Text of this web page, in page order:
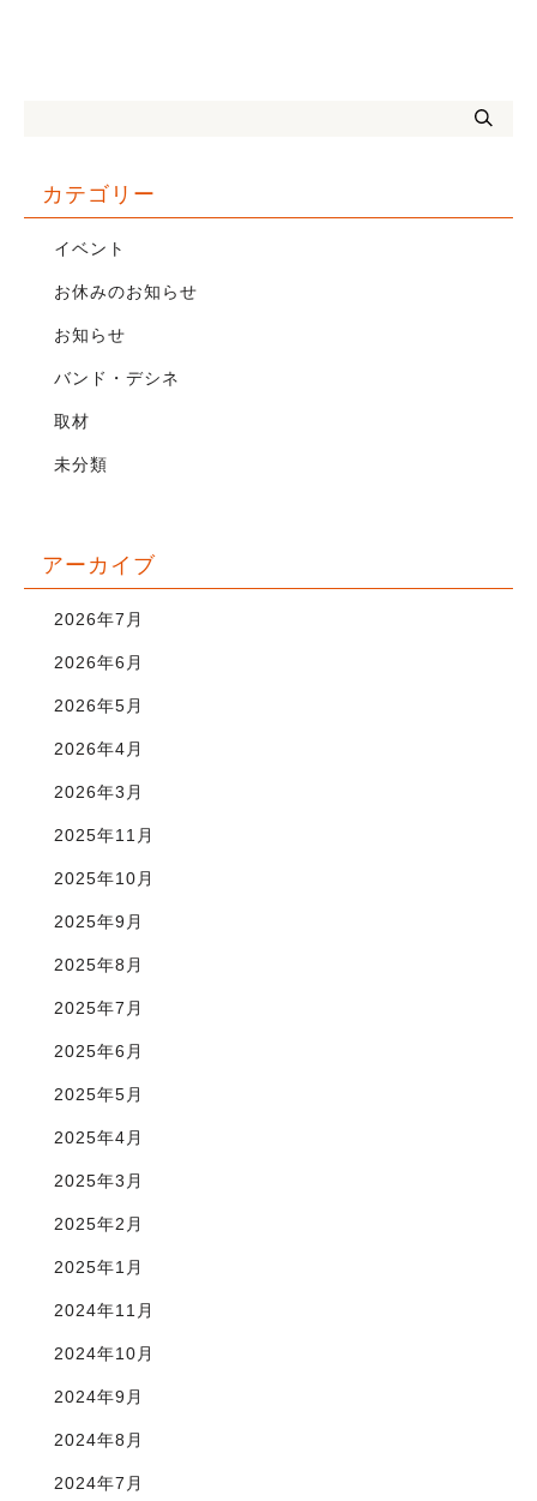
カテゴリー
イベント
お休みのお知らせ
お知らせ
バンド・デシネ
取材
未分類
アーカイブ
2026年7月
2026年6月
2026年5月
2026年4月
2026年3月
2025年11月
2025年10月
2025年9月
2025年8月
2025年7月
2025年6月
2025年5月
2025年4月
2025年3月
2025年2月
2025年1月
2024年11月
2024年10月
2024年9月
2024年8月
2024年7月